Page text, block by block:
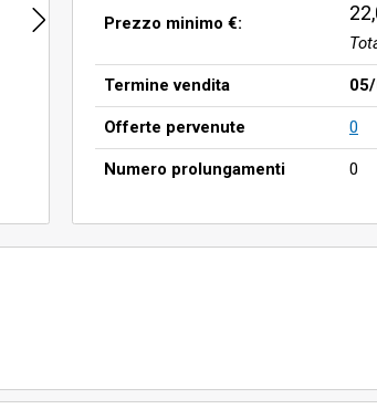
Prezzo minimo €:
Termine vendita
Offerte pervenute 0
Numero prolungamenti 0